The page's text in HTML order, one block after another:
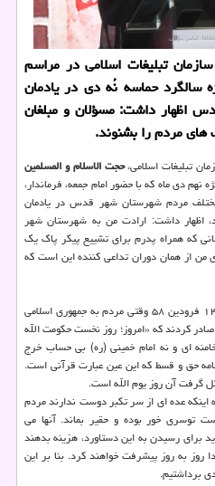
تبلیغات اسلامی در مراسم
سالگرد حماسه نُه دی در یادمان
اظهار داشت: مسؤلان و مبلغان
مردم را بشنوند.
تبلیغات اسلامی،حجت الاسلام و المسلمین
دی ماه كه با حضور امام جمعه، فرماندار،
مختلف مردم شهرستان شهر قدس در یادمان
اظهار داشت: ارادت من به شهرستان شهر
كه همراه پدرم برای تشییع پیكر پاك یك
از همان دوران تداعی كننده این است كه
وی اشاره كرد: نهم دی روز مردم است؛ ۱۲ فرودین ۵۸ وقتی مردم به جمهوری اسلامی
كردند كه «امروز؛ روز نخست حكومت الله
ای و نه امام خمینی (ره) بی حساب خرج
حق و قسط كه این عین عبارت قرآنی است.
گرفت آن روز یوم الله است.
اینكه عده ای از سر تكبر دوست ندارند مردم
توسری خور بوده و حقیر بماند. آنها می
برای رسیدن به این دستاورد، هزینه بدهند
به روز پیشرفت خواهند كرد. بنا بر این
برداشتیم.